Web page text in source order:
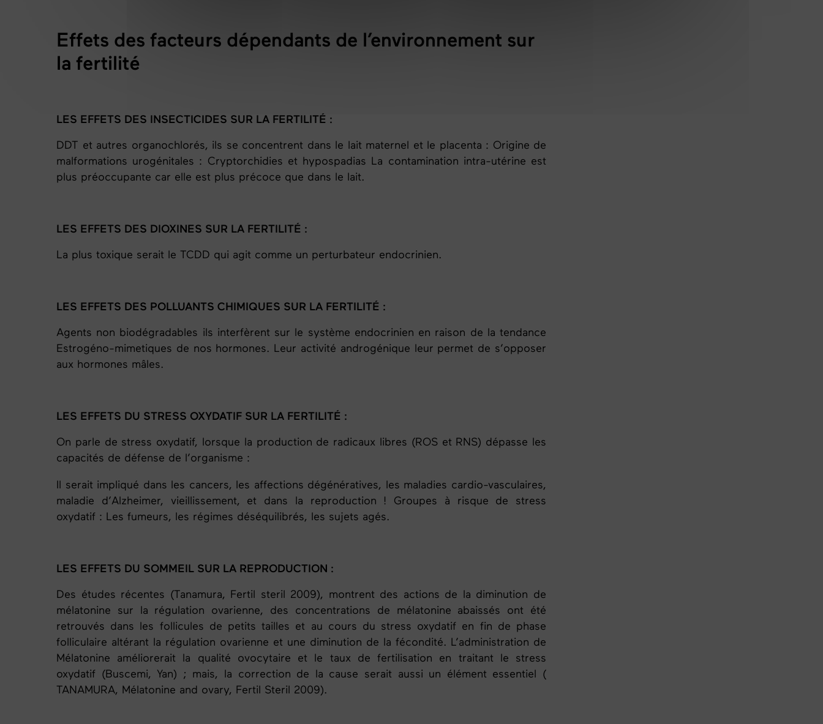
Effets des facteurs dépendants de l’environnement sur
la fertilité
LES EFFETS DES INSECTICIDES SUR LA FERTILITÉ :
DDT et autres organochlorés, ils se concentrent dans le lait maternel et le placenta : Origine de
malformations urogénitales : Cryptorchidies et hypospadias La contamination intra-utérine est
plus préoccupante car elle est plus précoce que dans le lait.
LES EFFETS DES DIOXINES SUR LA FERTILITÉ :
La plus toxique serait le TCDD qui agit comme un perturbateur endocrinien.
LES EFFETS DES POLLUANTS CHIMIQUES SUR LA FERTILITÉ :
Agents non biodégradables ils interfèrent sur le système endocrinien en raison de la tendance
Estrogéno-mimetiques de nos hormones. Leur activité androgénique leur permet de s’opposer
aux hormones mâles.
LES EFFETS DU STRESS OXYDATIF SUR LA FERTILITÉ :
On parle de stress oxydatif, lorsque la production de radicaux libres (ROS et RNS) dépasse les
capacités de défense de l’organisme :
Il serait impliqué dans les cancers, les affections dégénératives, les maladies cardio-vasculaires,
maladie d’Alzheimer, vieillissement, et dans la reproduction ! Groupes à risque de stress
oxydatif : Les fumeurs, les régimes déséquilibrés, les sujets agés.
LES EFFETS DU SOMMEIL SUR LA REPRODUCTION :
Des études récentes (Tanamura, Fertil steril 2009), montrent des actions de la diminution de
mélatonine sur la régulation ovarienne, des concentrations de mélatonine abaissés ont été
retrouvés dans les follicules de petits tailles et au cours du stress oxydatif en fin de phase
folliculaire altérant la régulation ovarienne et une diminution de la fécondité. L’administration de
Mélatonine améliorerait la qualité ovocytaire et le taux de fertilisation en traitant le stress
oxydatif (Buscemi, Yan) ; mais, la correction de la cause serait aussi un élément essentiel (
TANAMURA, Mélatonine and ovary, Fertil Steril 2009).